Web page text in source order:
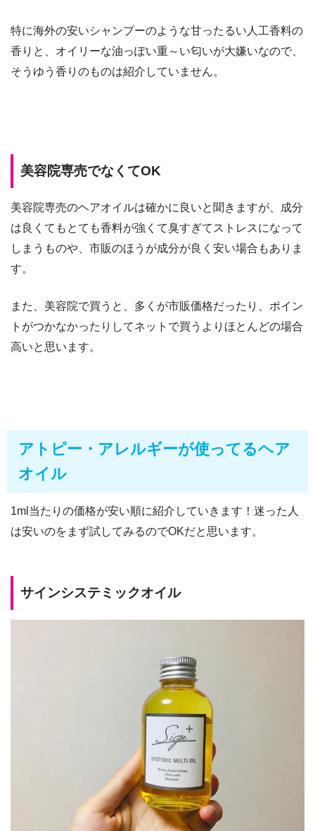
特に海外の安いシャンプーのような甘ったるい人工香料の
香りと、オイリーな油っぽい重～い匂いが大嫌いなので、
そうゆう香りのものは紹介していません。
美容院専売でなくてOK
美容院専売のヘアオイルは確かに良いと聞きますが、成分
は良くてもとても香料が強くて臭すぎてストレスになって
しまうものや、市販のほうが成分が良く安い場合もありま
す。
また、美容院で買うと、多くが市販価格だったり、ポイン
トがつかなかったりしてネットで買うよりほとんどの場合
高いと思います。
アトピー・アレルギーが使ってるヘア
オイル
1ml当たりの価格が安い順に紹介していきます！迷った人
は安いのをまず試してみるのでOKだと思います。
サインシステミックオイル